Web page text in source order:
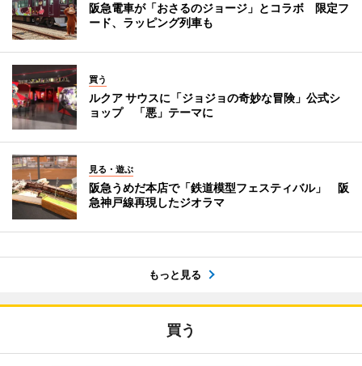
阪急電車が「おさるのジョージ」とコラボ 限定フ
ード、ラッピング列車も
買う
ルクア サウスに「ジョジョの奇妙な冒険」公式シ
ョップ 「悪」テーマに
見る・遊ぶ
阪急うめだ本店で「鉄道模型フェスティバル」 阪
急神戸線再現したジオラマ
もっと見る
買う